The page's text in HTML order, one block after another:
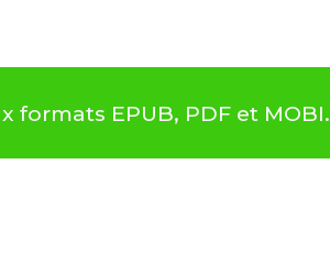
EPUB, PDF et MOBI.